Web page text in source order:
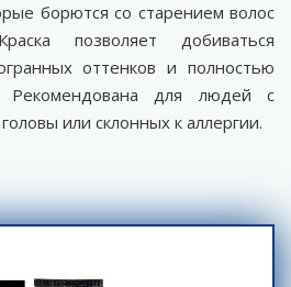
борются со старением волос
позволяет добиваться
оттенков и полностью
Рекомендована для людей с
или склонных к аллергии.